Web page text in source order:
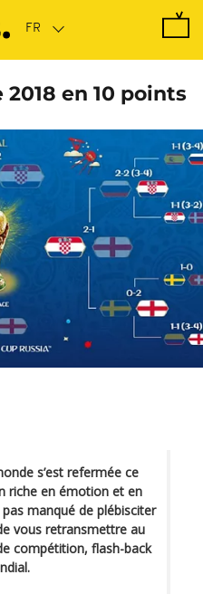
en 10 points
s’est refermée ce
riche en émotion et en
manqué de plébisciter
vous retransmettre au
compétition, flash-back